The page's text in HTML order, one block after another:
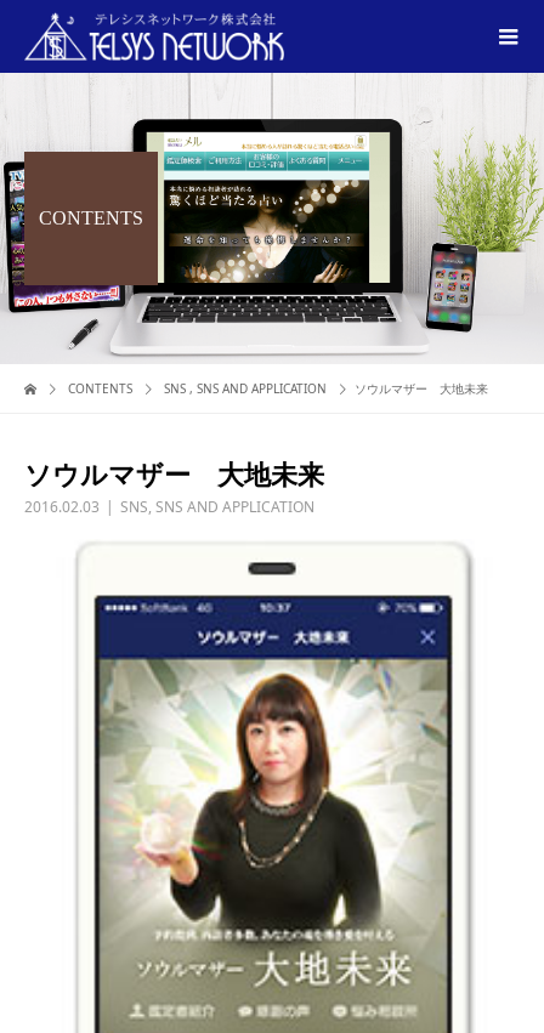
CONTENTS
CONTENTS SNS , SNS AND APPLICATION ソウルマザー 大地未来
ソウルマザー 大地未来
2016.02.03 SNS, SNS AND APPLICATION